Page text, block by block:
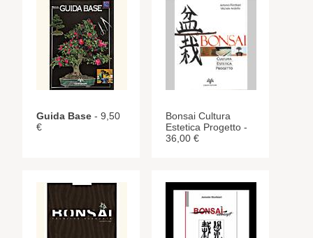
Guida Base - 9,50
€
Bonsai Cultura
Estetica Progetto -
36,00 €